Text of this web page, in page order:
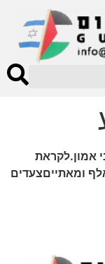
אמון.לקראת
ומאתייםצעדים